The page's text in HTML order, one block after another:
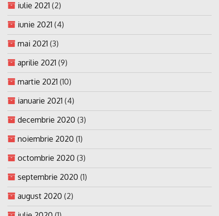
iulie 2021 (2)
iunie 2021 (4)
mai 2021 (3)
aprilie 2021 (9)
martie 2021 (10)
ianuarie 2021 (4)
decembrie 2020 (3)
noiembrie 2020 (1)
octombrie 2020 (3)
septembrie 2020 (1)
august 2020 (2)